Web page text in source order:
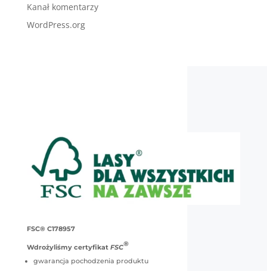
Kanał komentarzy
WordPress.org
FSC® C178957
Wdrożyliśmy certyfikat FSC®
gwarancja pochodzenia produktu